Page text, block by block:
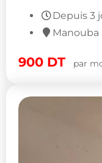
Depuis 3
Manouba
900 DT par